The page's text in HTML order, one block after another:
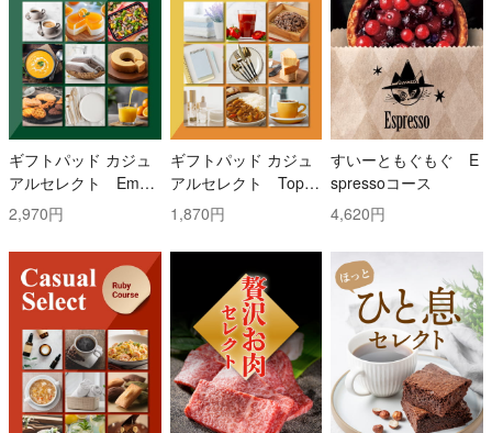
ギフトパッド カジュ
アルセレクト Emer
ald(エメラルド)コー
ス
2,970円
ギフトパッド カジュ
アルセレクト Topaz
(トパーズ)コース
1,870円
すいーともぐもぐ E
spressoコース
4,620円